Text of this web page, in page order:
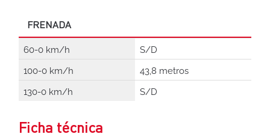
FRENADA
60-0 km/h
S/D
100-0 km/h
43,8 metros
130-0 km/h
S/D
Ficha técnica